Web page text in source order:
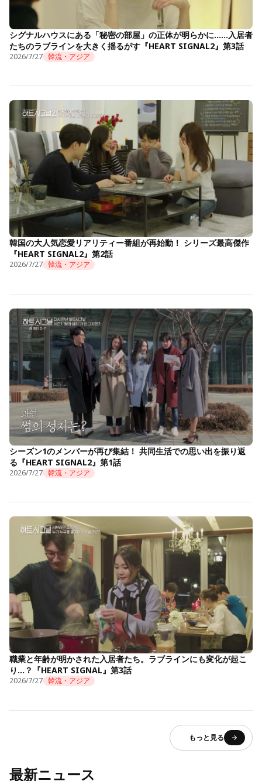
シグナルハウスにある「秘密の部屋」の正体が明らかに……入居者
たちのラブラインを大きく揺るがす『HEART SIGNAL2』第3話
2026/7/27 韓流・アジア
韓国の大人気恋愛リアリティー番組が再始動！ シリーズ最高傑作
『HEART SIGNAL2』第2話
2026/7/27 韓流・アジア
シーズン1のメンバーが再び集結！ 共同生活での思い出を振り返
る『HEART SIGNAL2』第1話
2026/7/27 韓流・アジア
職業と年齢が明かされた入居者たち。ラブラインにも変化が起こ
り…？『HEART SIGNAL』第3話
2026/7/27 韓流・アジア
もっと見る
最新ニュース